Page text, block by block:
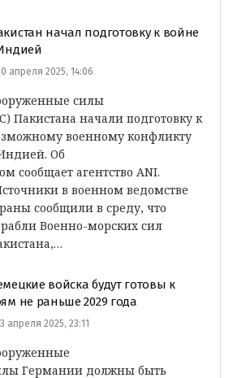
начал подготовку к войне
апреля 2025, 14:06
силы
Пакистана начали подготовку к
военному конфликту
Об
сообщает агентство ANI.
в военном ведомстве
сообщили в среду, что
Военно-морских сил
войска будут готовы к
не раньше 2029 года
апреля 2025, 23:11
Германии должны быть